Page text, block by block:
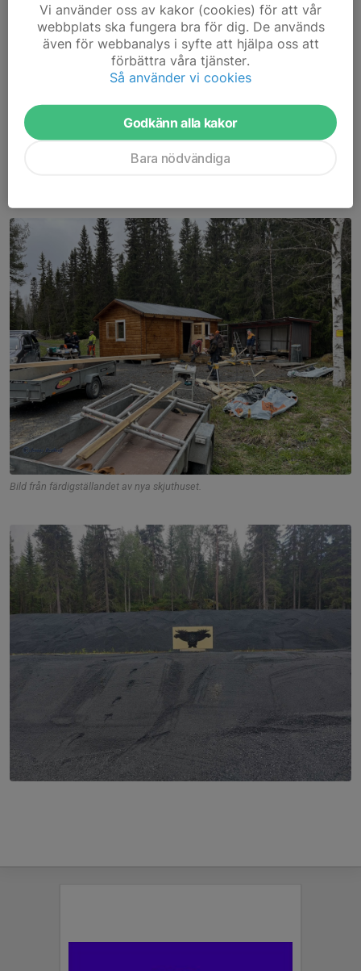
Bild från färdigställandet av nya skjuthuset.
Vi använder oss av kakor (cookies) för att vår
webbplats ska fungera bra för dig. De används
även för webbanalys i syfte att hjälpa oss att
förbättra våra tjänster.
Så använder vi cookies
Godkänn alla kakor
Bara nödvändiga